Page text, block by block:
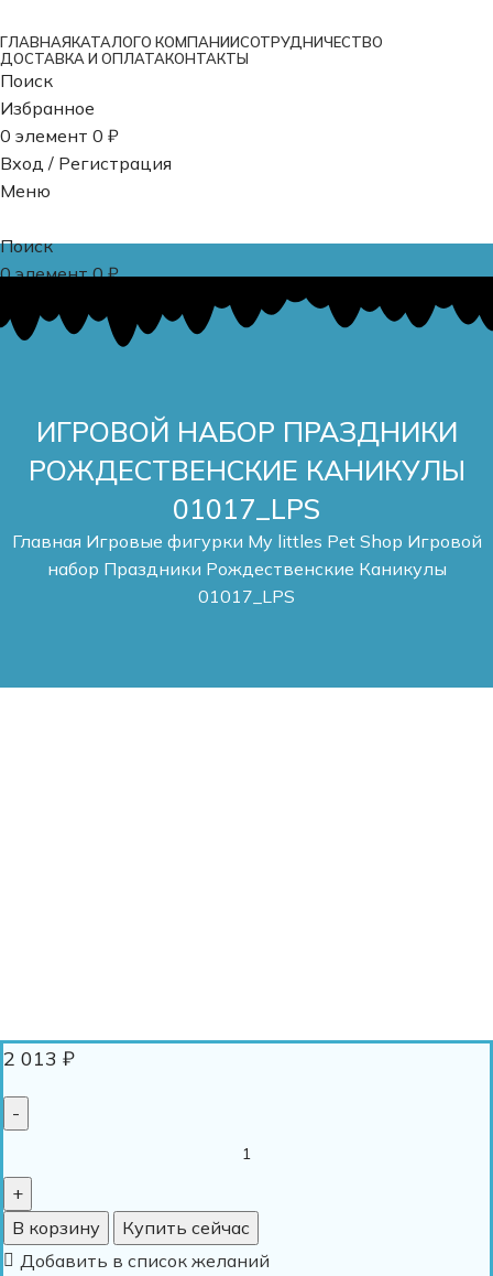
ГЛАВНАЯКАТАЛОГО КОМПАНИИСОТРУДНИЧЕСТВО
ДОСТАВКА И ОПЛАТАКОНТАКТЫ
Поиск
Избранное
0 элемент 0 ₽
Вход / Регистрация
Меню
Поиск
0элемент 0₽
ИГРОВОЙ НАБОР ПРАЗДНИКИ
РОЖДЕСТВЕНСКИЕ КАНИКУЛЫ
01017_LPS
Главная Игровые фигурки My littles Pet Shop Игровой
набор Праздники Рождественские Каникулы
01017_LPS
2 013 ₽
В корзину
Купить сейчас
Добавить в список желаний